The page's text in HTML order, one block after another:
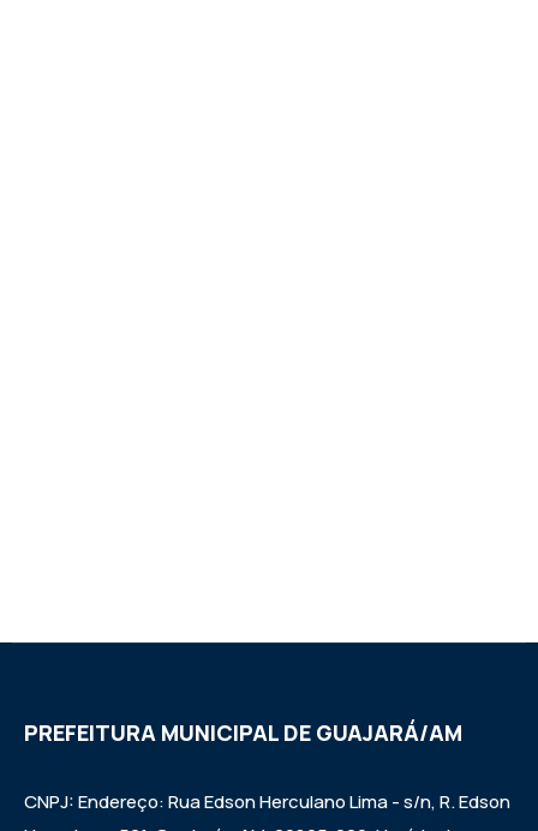
PREFEITURA MUNICIPAL DE GUAJARÁ/AM
CNPJ: Endereço: Rua Edson Herculano Lima - s/n, R. Edson